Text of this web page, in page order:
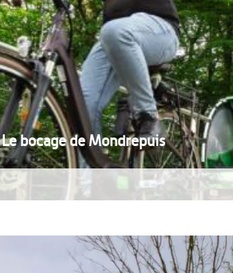
Le bocage de Mondrepuis